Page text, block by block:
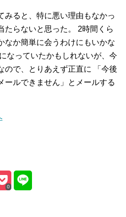
みると、特に悪い理由もなかっ
らないと思った。
2時間くら
なか簡単に会うわけにもいかな
なっていたかもしれないが、今
ので、とりあえず正直に
「今後
ールできません」とメールする
0